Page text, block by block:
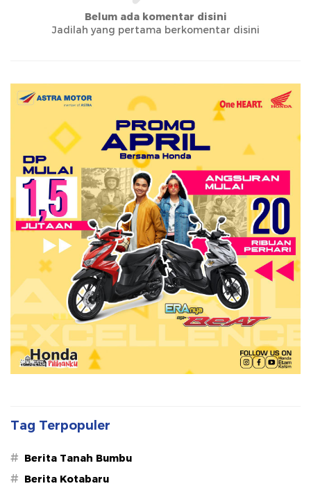
Belum ada komentar disini
Jadilah yang pertama berkomentar disini
Tag Terpopuler
# Berita Tanah Bumbu
# Berita Kotabaru